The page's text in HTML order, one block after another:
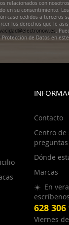
relacionados con
en su consentimiento.
caso cedidos a terceros
los derechos que le
.
de Datos en
Contacto
Centro de
Dónde
Marcas
☀️ En
628 306
Viernes de